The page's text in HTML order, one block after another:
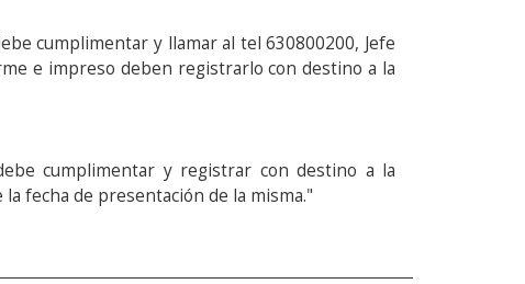
cumplimentar y llamar al tel 630800200, Jefe
e impreso deben registrarlo con destino a la
cumplimentar y registrar con destino a la
fecha de presentación de la misma."